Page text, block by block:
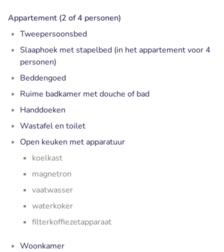
Appartement (2 of 4 personen)
Tweepersoonsbed
Slaaphoek met stapelbed (in het appartement voor 4
personen)
Beddengoed
Ruime badkamer met douche of bad
Handdoeken
Wastafel en toilet
Open keuken met apparatuur
koelkast
magnetron
vaatwasser
waterkoker
filterkoffiezetapparaat
Woonkamer